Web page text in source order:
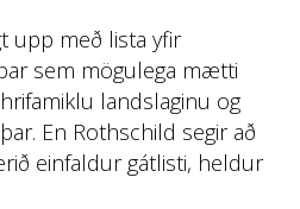
upp með lista yfir
sem mögulega mætti
landslaginu og
En Rothschild segir að
einfaldur gátlisti, heldur